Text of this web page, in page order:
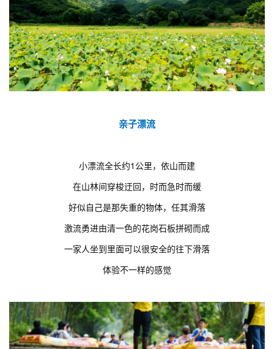
亲子漂流
小漂流全长约1公里，依山而建
在山林间穿梭迂回，时而急时而缓
好似自己是那失重的物体，任其滑落
激流勇进由清一色的花岗石板拼砌而成
一家人坐到里面可以很安全的往下滑落
体验不一样的感觉